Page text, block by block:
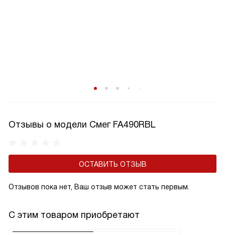
Отзывы о модели Смег FA490RBL
ОСТАВИТЬ ОТЗЫВ
Отзывов пока нет, Ваш отзыв может стать первым.
С этим товаром приобретают